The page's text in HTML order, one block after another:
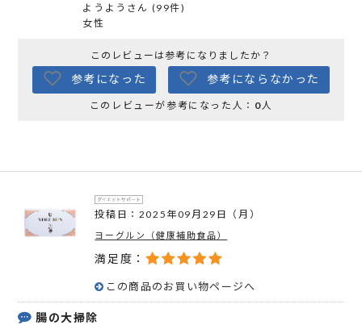
ようようさん (99件)
女性
このレビューは参考になりましたか？
参考になった
参考にならなかった
このレビューが参考になった人： 0 人
投稿日：2025年09月29日（月）
ヨーグルン（健康補助食品）
満足度：
この商品のお買い物ページへ
腸の大掃除